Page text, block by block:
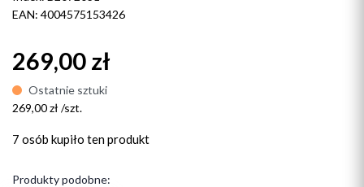
EAN: 4004575153426
269,00 zł
Ostatnie sztuki
269,00 zł /szt.
7 osób kupiło ten produkt
Produkty podobne: